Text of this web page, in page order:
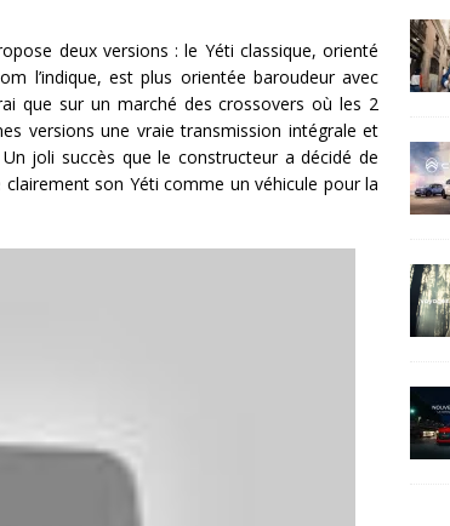
deux versions : le Yéti classique, orienté
l’indique, est plus orientée baroudeur avec
que sur un marché des crossovers où les 2
versions une vraie transmission intégrale et
joli succès que le constructeur a décidé de
son Yéti comme un véhicule pour la